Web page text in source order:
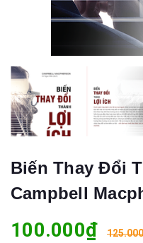
Biến Thay Đổi
Campbell
100.000₫